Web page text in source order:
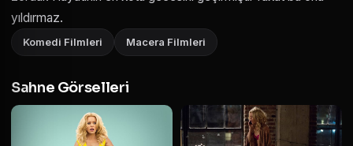
yıldırmaz.
Komedi Filmleri Macera Filmleri
Sahne Görselleri